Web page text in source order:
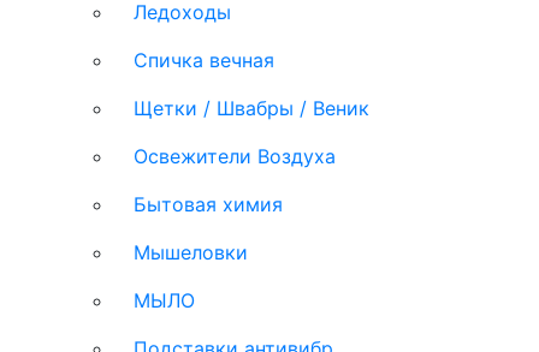
Ледоходы
Спичка вечная
Щетки / Швабры / Веник
Освежители Воздуха
Бытовая химия
Мышеловки
МЫЛО